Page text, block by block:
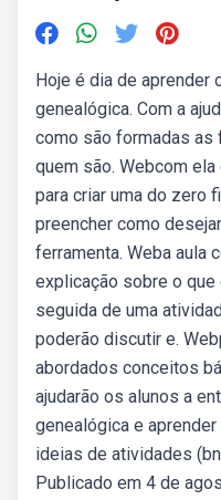
Hoje é dia de aprender
genealógica. Com a
como são formadas
quem são. Webcom
para criar uma do zero
preencher como
ferramenta. Weba aula
explicação sobre o que
seguida de uma
poderão discutir e.
abordados conceitos
ajudarão os alunos a
genealógica e
ideias de atividades
Publicado em 4 de